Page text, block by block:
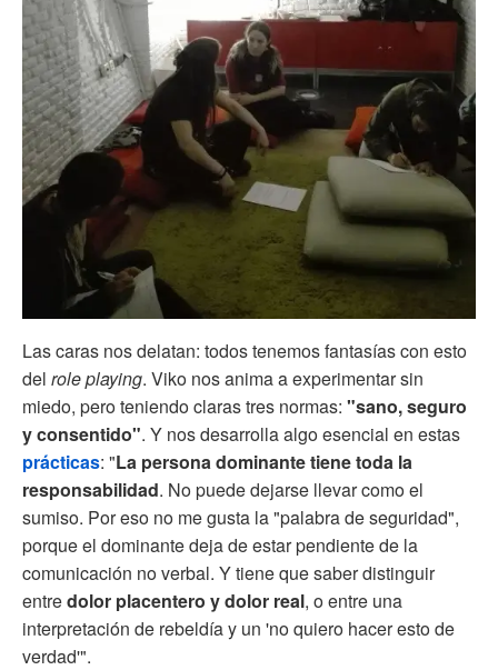
Las caras nos delatan: todos tenemos fantasías con esto
del role playing. Viko nos anima a experimentar sin
miedo, pero teniendo claras tres normas: "sano, seguro
y consentido". Y nos desarrolla algo esencial en estas
prácticas: "La persona dominante tiene toda la
responsabilidad. No puede dejarse llevar como el
sumiso. Por eso no me gusta la "palabra de seguridad",
porque el dominante deja de estar pendiente de la
comunicación no verbal. Y tiene que saber distinguir
entredolor placentero y dolor real, o entre una
interpretación de rebeldía y un 'no quiero hacer esto de
verdad'".